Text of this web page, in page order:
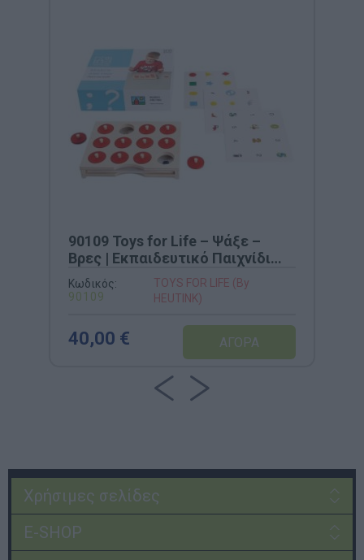
90109 Toys for Life – Ψάξε –
Βρες | Εκπαιδευτικό Παιχνίδι
Παρατηρητικότητας
Κωδικός:
90109
TOYS FOR LIFE (By
HEUTINK)
40,00 €
Χρήσιμες σελίδες
E-SHOP